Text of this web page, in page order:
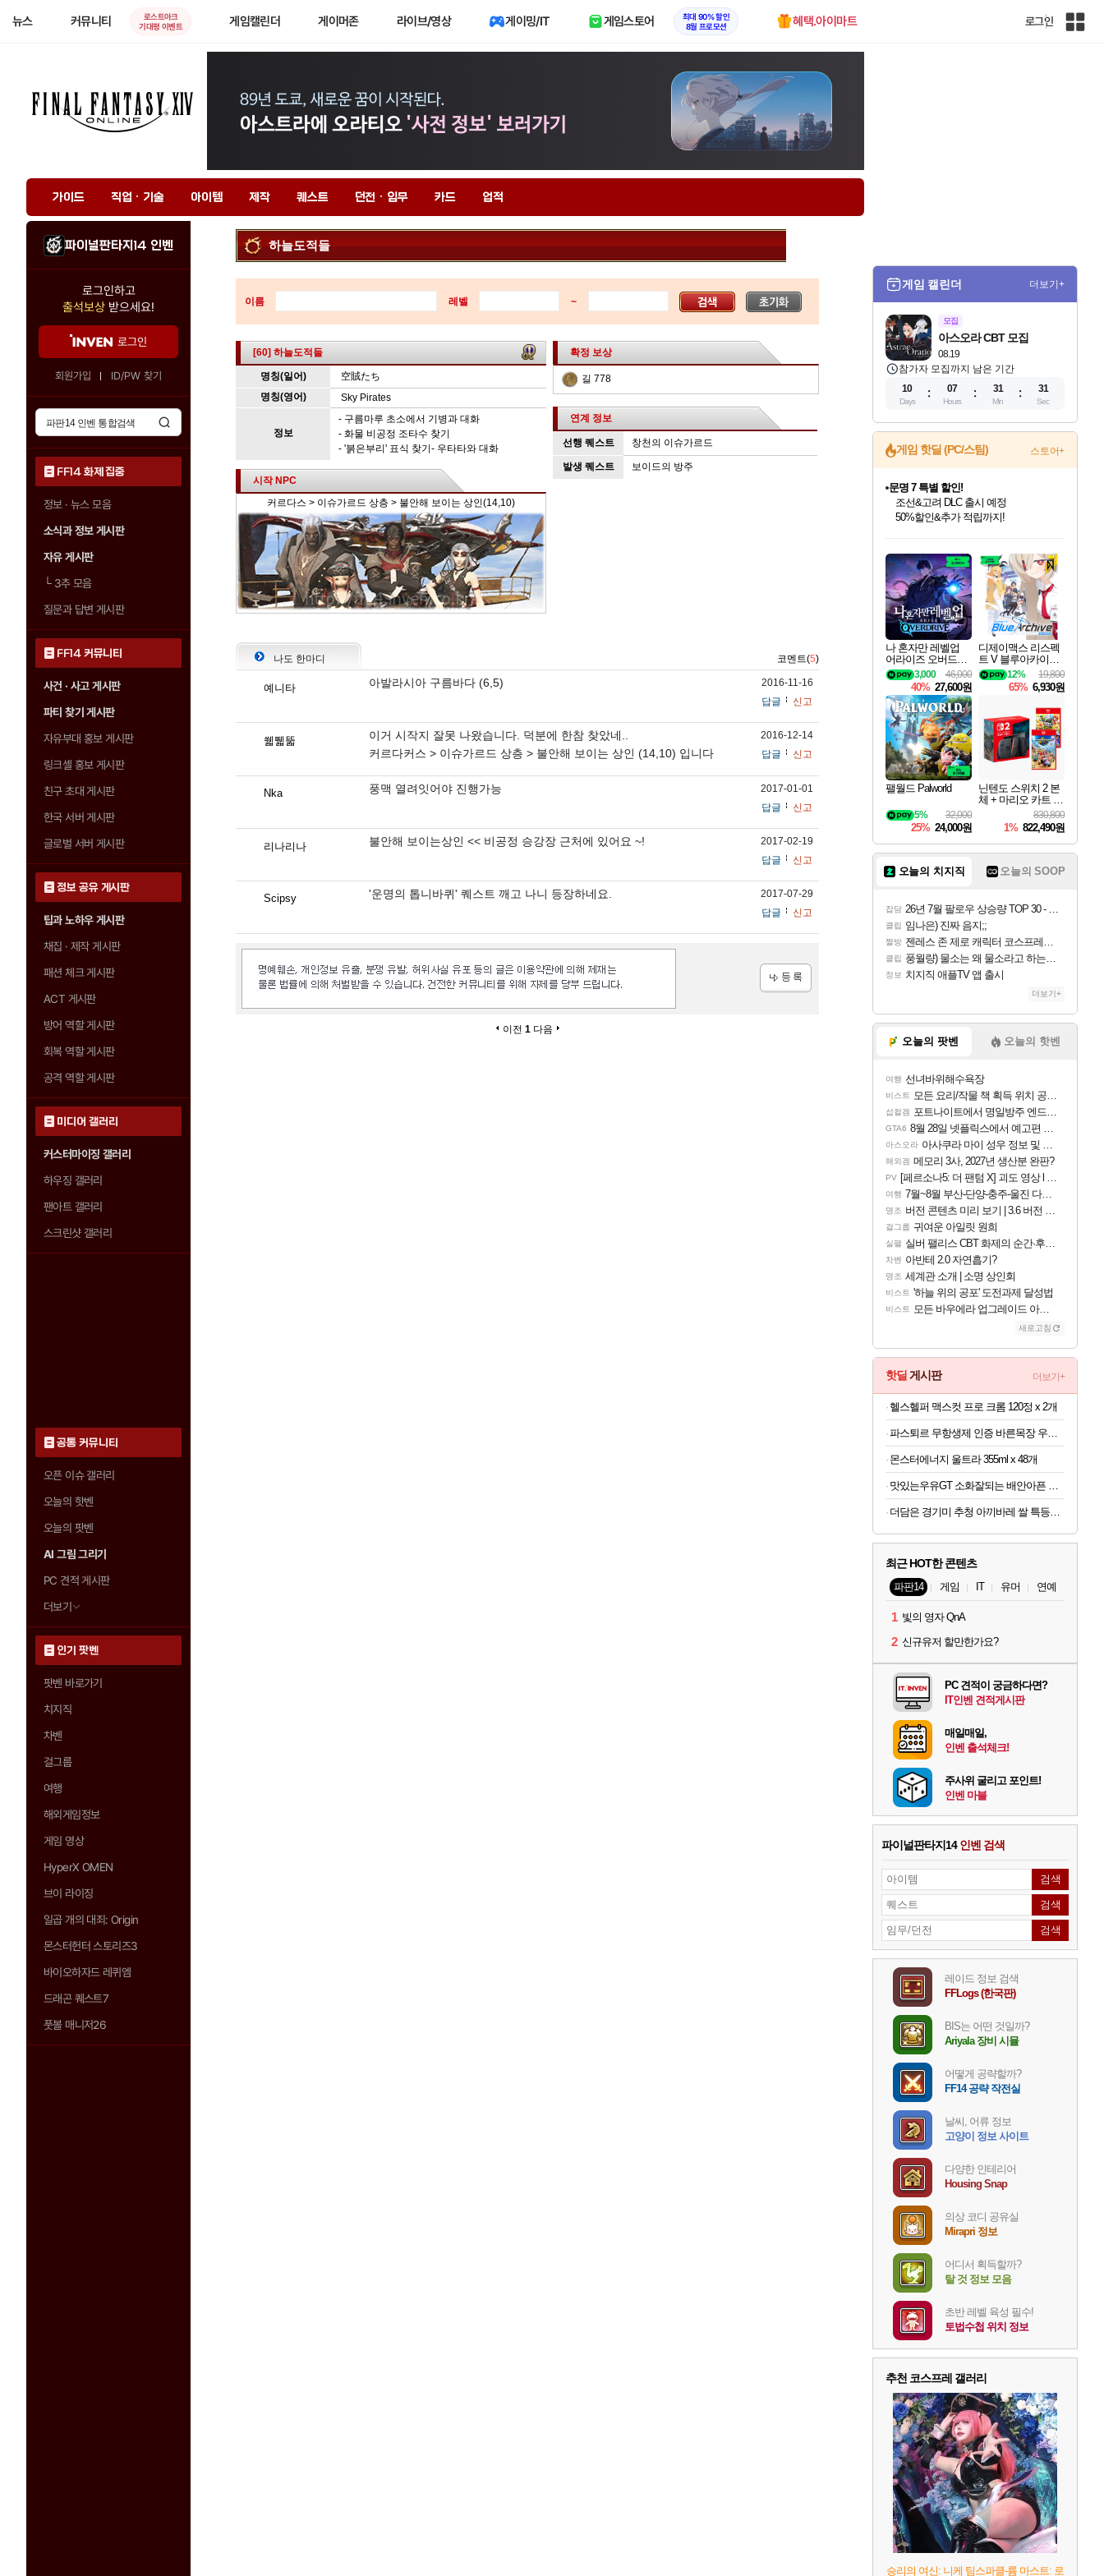
뉴스 커뮤니티
로스트아크
기대평 이벤트
게임캘린더 게이머존 라이브/영상 게이밍/IT 게임스토어
최대 90% 할인
8월 프로모션
혜택.아이마트 로그인
인
가이드 직업 · 기술 아이템 제작 퀘스트 던전 · 임무 카드 업적
파이널판타지14 인벤
로그인하고
출석보상 받으세요!
로그인
회원가입 ID/PW 찾기
FF14 화제 집중
정보 · 뉴스 모음
소식과 정보 게시판
자유 게시판
└3추 모음
질문과 답변 게시판
FF14 커뮤니티
사건 · 사고 게시판
파티 찾기 게시판
자유부대 홍보 게시판
링크셸 홍보 게시판
친구 초대 게시판
한국 서버 게시판
글로벌 서버 게시판
정보 공유 게시판
팁과 노하우 게시판
채집 · 제작 게시판
패션 체크 게시판
ACT 게시판
방어 역할 게시판
회복 역할 게시판
공격 역할 게시판
미디어 갤러리
커스터마이징 갤러리
하우징 갤러리
팬아트 갤러리
스크린샷 갤러리
공통 커뮤니티
오픈 이슈 갤러리
오늘의 핫벤
오늘의 팟벤
AI 그림 그리기
PC 견적 게시판
더보기
인기 팟벤
팟벤 바로가기
치지직
차벤
걸그룹
여행
해외게임정보
게임 영상
HyperX OMEN
브이 라이징
일곱 개의 대죄: Origin
몬스터헌터 스토리즈3
바이오하자드 레퀴엠
드래곤 퀘스트7
풋볼 매니저26
하늘도적들
이름 레벨 ~
[60] 하늘도적들
명칭(일어)
空賊たち
명칭(영어)
Sky Pirates
정보
- 구름마루 초소에서 기병과 대화
- 화물 비공정 조타수 찾기
- '붉은부리' 표식 찾기- 우타타와 대화
시작 NPC
커르다스 > 이슈가르드 상층 > 불안해 보이는 상인(14,10)
확정 보상
길 778
연계 정보
선행 퀘스트 창천의 이슈가르드
발생 퀘스트 보이드의 방주
나도 한마디 코멘트(5)
예니타 아발라시아 구름바다 (6,5)
2016-11-16
답글
신고
쒧뛟뚧
이거 시작지 잘못 나왔습니다. 덕분에 한참 찾았네..
커르다커스 > 이슈가르드 상층 > 불안해 보이는 상인 (14,10) 입니다
2016-12-14
답글
신고
Nka 풍맥 열려잇어야 진행가능
2017-01-01
답글
신고
리나리나 불안해 보이는상인 << 비공정 승강장 근처에 있어요 ~!
2017-02-19
답글
신고
Scipsy '운명의 톱니바퀴' 퀘스트 깨고 나니 등장하네요.
2017-07-29
답글
신고
이전 1 다음
게임 캘린더 더보기+
모집
08.19
아스오라 CBT 모집
참가자 모집까지 남은 기간
10
Days
07
Hours
31
Min
31
Sec
게임 핫딜 (PC/스팀) 스토어+
최대 90% 할인가를 만나보세요!
네이버혜택과 함께 만나보세요!
문명 7 특별 할인!
마블 투혼 파이팅 소울즈 정식출시!
마블 히어로 총 출동&화려한 격투!
네이버 포인트 혜택까지!
이니&베니 혜택까지!
네이버 혜택가와 함께 예약하세요!
할인&네이버혜택으로 만나보세요!
네이버페이 혜택과 만나보세요!
40주년 프로모션으로 만나보세요!
할인가에 만나보세요!
일부 에디션 상시 할인!
혜택으로 예약 판매 중
편안하게 충전하세요
나 혼자만 레벨업
어라이즈 오버드라
이브 Solo Leveling A
rise
46,000
3,000
40% 27,600원
디제이맥스 리스펙
트 V 블루아카이브
팩 DJMAX RESPE
CT V Blue Archive P
ack DLC
19,800
12%
65% 6,930원
팰월드 Palworld
32,000
5%
25% 24,000원
닌텐도 스위치 2 본
체 + 마리오 카트 월
드 + 슈퍼 마리오 파
티 잼버리 닌텐도
스위치 2 에디션 +
잼버리 TV 번들
830,800
1% 822,490원
오늘의 치지직 오늘의 SOOP
잡담 26년 7월 팔로우 상승량 TOP 30 - 월간 치지직
클립 임나은) 진짜 음지;;
짤방 젠레스 존 제로 캐릭터 코스프레한 꽁주
클립 풍월량) 물소는 왜 물소라고 하는거야? 아! 그만 ㅋㅋ 알았어 ㅋㅋ
정보 치지직 애플TV 앱 출시
더보기+
오늘의 팟벤 오늘의 핫벤
여행 선녀바위해수욕장
비스트 모든 요리/작물 책 획득 위치 공략 (36개) - 미식가 도전과제
섭컬겜 포트나이트에서 명일방주 엔드필드 [펠리카] 판매 예정
GTA6 8월 28일 넷플릭스에서 예고편 공개 예정
아스오라 아사쿠라 마이 성우 정보 및 주요 필모
해외겜 메모리 3사, 2027년 생산분 완판?
PV [페르소나5: 더 팬텀 X] 괴도 영상 l 타카마키 안·댄싱 스타
여행 7월~8월 부산-단양-충주-울진 다녀왔어요~
명조 버전 콘텐츠 미리 보기 | 3.6 버전 「신기루 속 등불 그림자, 속세에 깃든 검의 결심」이 8월 20일에 업데이트됩니다!
걸그룹 귀여운 아일릿 원희
실팰 실버 팰리스 CBT 화제의 순간·후기 모음
차벤 아반테 2.0 자연흡기?
명조 세계관 소개 | 소명 상인회
비스트 '하늘 위의 공포' 도전과제 달성법
비스트 모든 바우에라 업그레이드 아이템 획득 위치 공략 (89개)
새로고침
핫딜 게시판 더보기+
헬스헬퍼 맥스컷 프로 크롬 120정 x 2개
몬스터에너지 울트라 355ml x 48개
더담은 경기미 추청 아끼바레 쌀 특등급 10kg
최근 HOT한 콘텐츠
파판14 게임 IT 유머 연예
1 빛의 영자 QnA
2 신규유저 할만한가요?
PC 견적이 궁금하다면?
IT인벤 견적게시판
매일매일,
인벤 출석체크!
주사위 굴리고 포인트!
인벤 마블
파이널판타지14인벤 검색
레이드 정보 검색
FFLogs (한국판)
BIS는 어떤 것일까?
Ariyala 장비 시뮬
어떻게 공략할까?
FF14 공략 작전실
날씨, 어류 정보
고양이 정보 사이트
다양한 인테리어
Housing Snap
의상 코디 공유실
Mirapri 정보
어디서 획득할까?
탈 것 정보 모음
초반 레벨 육성 필수!
토법수첩 위치 정보
추천 코스프레 갤러리
승리의 여신: 니케 팀스파클-륨 마스트: 로